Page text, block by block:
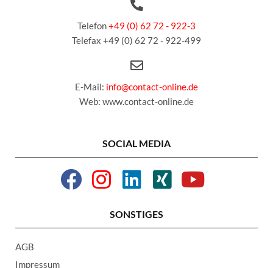
Telefon+49 (0) 62 72 - 922-3
Telefax +49 (0) 62 72 - 922-499
E-Mail: info@contact-online.de
Web: www.contact-online.de
SOCIAL MEDIA
SONSTIGES
AGB
Impressum